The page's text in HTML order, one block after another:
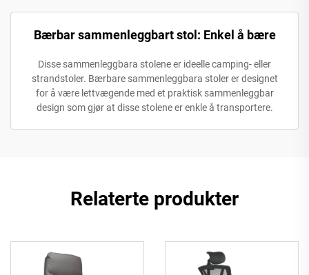
Bærbar sammenleggbart stol: Enkel å bære
Disse sammenleggbara stolene er ideelle camping- eller
strandstoler. Bærbare sammenleggbara stoler er designet
for å være lettvægende med et praktisk sammenleggbar
design som gjør at disse stolene er enkle å transportere.
Relaterte produkter